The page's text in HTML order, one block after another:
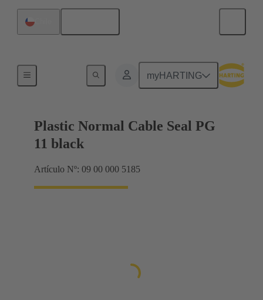
myHARTING
Plastic Normal Cable Seal PG
11 black
Artículo Nº: 09 00 000 5185